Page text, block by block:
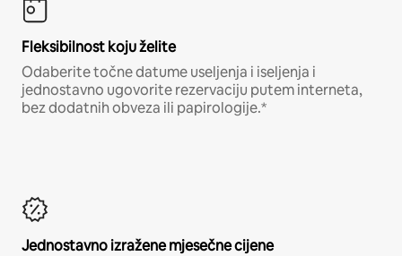
Fleksibilnost koju želite
Odaberite točne datume useljenja i iseljenja i
jednostavno ugovorite rezervaciju putem interneta,
bez dodatnih obveza ili papirologije.*
Jednostavno izražene mjesečne cijene